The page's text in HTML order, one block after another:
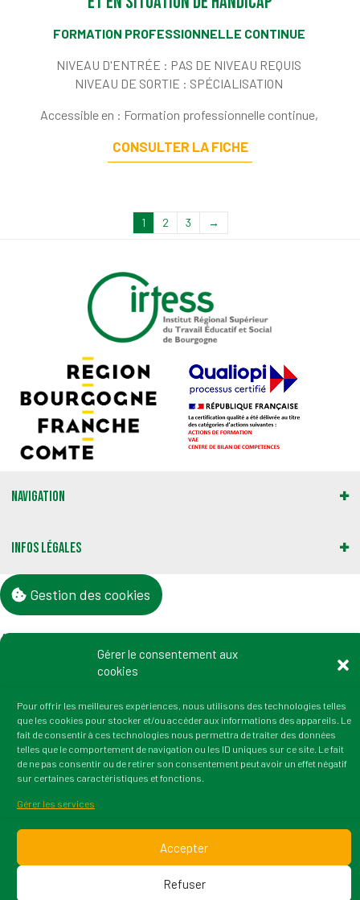
Gérer le consentement aux
cookies
Pour offrir les meilleures expériences, nous utilisons des technologies telles
que les cookies pour stocker et/ou accéder aux informations des appareils. Le
fait de consentir à ces technologies nous permettra de traiter des données
telles que le comportement de navigation ou les ID uniques sur ce site. Le fait
de ne pas consentir ou de retirer son consentement peut avoir un effet négatif
sur certaines caractéristiques et fonctions.
Gérer les services
Accepter
Refuser
FORMATION PROFESSIONNELLE CONTINUE
NIVEAU D'ENTRÉE : PAS DE NIVEAU REQUIS
NIVEAU DE SORTIE : SPÉCIALISATION
Accessible en : Formation professionnelle continue,
CONSULTER LA FICHE
1 2 3 →
Navigation
Infos légales
Gestion des cookies
Adresse :
2 rue du Professeur Marion
fax : 03 80 36 45 38
Email : contact@irtess.fr
© 2026 Irtess. Version : 1.1.5 Tous droits réservés. Une